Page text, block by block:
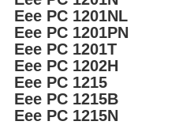
Eee PC 1201NL
Eee PC 1201PN
Eee PC 1201T
Eee PC 1202H
Eee PC 1215
Eee PC 1215B
Eee PC 1215N